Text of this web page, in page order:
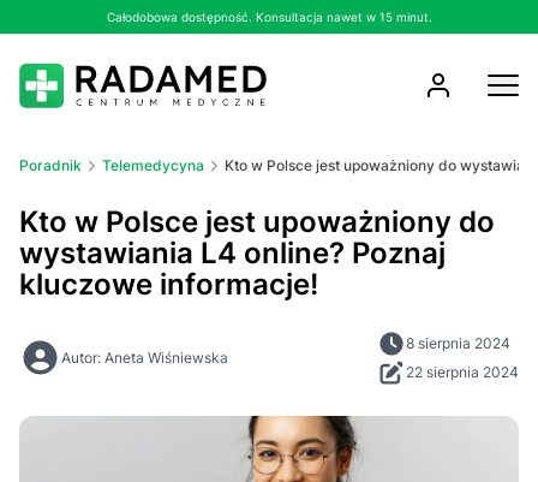
Całodobowa dostępność. Konsultacja nawet w 15 minut.
Poradnik Telemedycyna Kto w Polsce jest upoważniony do
Kto w Polsce jest upoważniony do
wystawiania L4 online? Poznaj
kluczowe informacje!
Autor: Aneta Wiśniewska
8 sierpnia 2024
22 sierpnia 2024